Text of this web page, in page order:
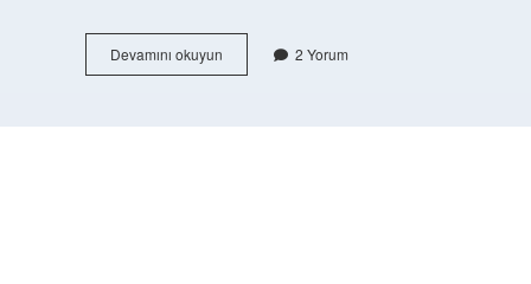
Devamını okuyunKonya
Valimizin
2 Yorum